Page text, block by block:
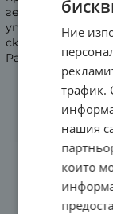
генератор с
управление -
скоростта -
Работна
Ние
трафик.
нашия
които